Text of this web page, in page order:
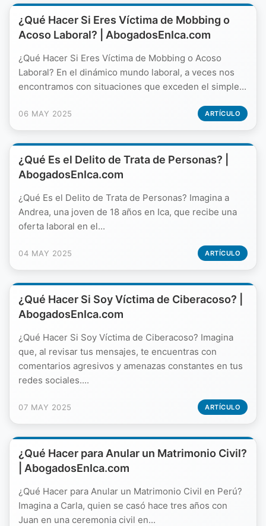
¿Qué Hacer Si Eres Víctima de Mobbing o
Acoso Laboral? | AbogadosEnIca.com
¿Qué Hacer Si Eres Víctima de Mobbing o Acoso
Laboral? En el dinámico mundo laboral, a veces nos
encontramos con situaciones que exceden el simple...
06 MAY 2025 ARTÍCULO
¿Qué Es el Delito de Trata de Personas? |
AbogadosEnIca.com
¿Qué Es el Delito de Trata de Personas? Imagina a
Andrea, una joven de 18 años en Ica, que recibe una
oferta laboral en el...
04 MAY 2025 ARTÍCULO
¿Qué Hacer Si Soy Víctima de Ciberacoso? |
AbogadosEnIca.com
¿Qué Hacer Si Soy Víctima de Ciberacoso? Imagina
que, al revisar tus mensajes, te encuentras con
comentarios agresivos y amenazas constantes en tus
redes sociales....
07 MAY 2025 ARTÍCULO
¿Qué Hacer para Anular un Matrimonio Civil?
| AbogadosEnIca.com
¿Qué Hacer para Anular un Matrimonio Civil en Perú?
Imagina a Carla, quien se casó hace tres años con
Juan en una ceremonia civil en...